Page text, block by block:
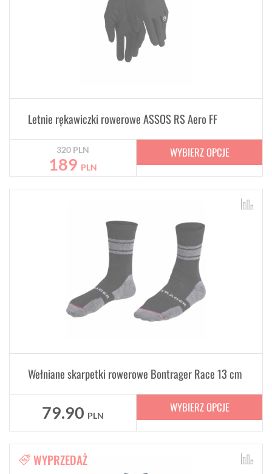
Letnie rękawiczki rowerowe ASSOS RS Aero FF
320 PLN
189 PLN
WYBIERZ OPCJE
Wełniane skarpetki rowerowe Bontrager Race 13 cm
79.90 PLN
WYBIERZ OPCJE
WYPRZEDAŻ